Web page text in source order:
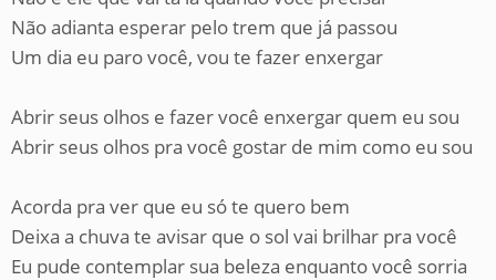
Não adianta esperar pelo trem que já passou
Um dia eu paro você, vou te fazer enxergar
Abrir seus olhos e fazer você enxergar quem eu sou
Abrir seus olhos pra você gostar de mim como eu sou
Acorda pra ver que eu só te quero bem
Deixa a chuva te avisar que o sol vai brilhar pra você
Eu pude contemplar sua beleza enquanto você sorria